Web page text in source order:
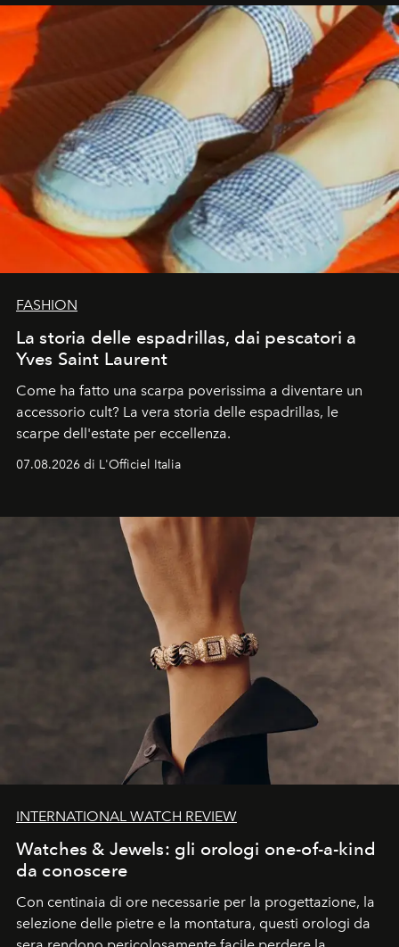
FASHION
La storia delle espadrillas, dai pescatori a
Yves Saint Laurent
Come ha fatto una scarpa poverissima a diventare un
accessorio cult? La vera storia delle espadrillas, le
scarpe dell'estate per eccellenza.
07.08.2026 di L'Officiel Italia
INTERNATIONAL WATCH REVIEW
Watches & Jewels: gli orologi one-of-a-kind
da conoscere
Con centinaia di ore necessarie per la progettazione, la
selezione delle pietre e la montatura, questi orologi da